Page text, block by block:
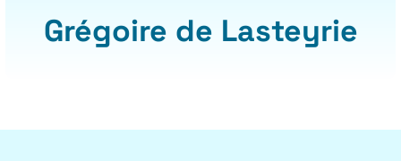
Grégoire de Lasteyrie